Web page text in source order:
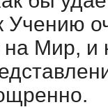
Учению
Мир, и